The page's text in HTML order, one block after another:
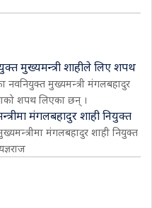
मुख्यमन्त्री शाहीले लिए शपथ
नवनियुक्त मुख्यमन्त्री मंगलबहादुर
शपथ लिएका छन् ।
मंगलबहादुर शाही नियुक्त
मंगलबहादुर शाही नियुक्त